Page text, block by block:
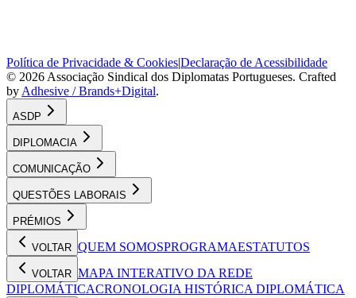
Política de Privacidade & Cookies|Declaração de Acessibilidade
© 2026Associação Sindical dos Diplomatas Portugueses. Crafted
byAdhesive / Brands+Digital.
ASDP
DIPLOMACIA
COMUNICAÇÃO
QUESTÕES LABORAIS
PRÉMIOS
VOLTAR QUEM SOMOSPROGRAMAESTATUTOS
VOLTAR MAPA INTERATIVO DA REDE
DIPLOMÁTICACRONOLOGIA HISTÓRICA DIPLOMÁTICA